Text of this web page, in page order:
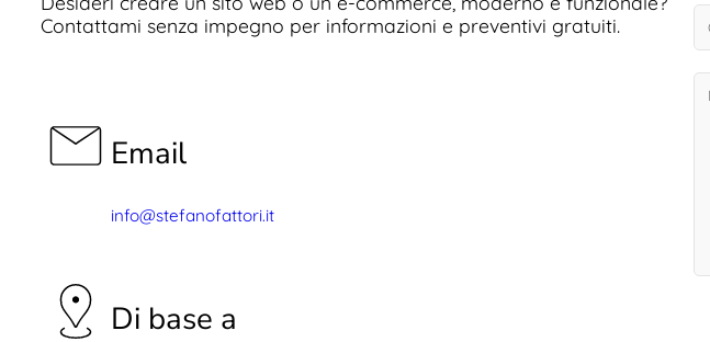
Contattami senza impegno per informazioni e preventivi gratuiti.
Email
info@stefanofattori.it
Di base a